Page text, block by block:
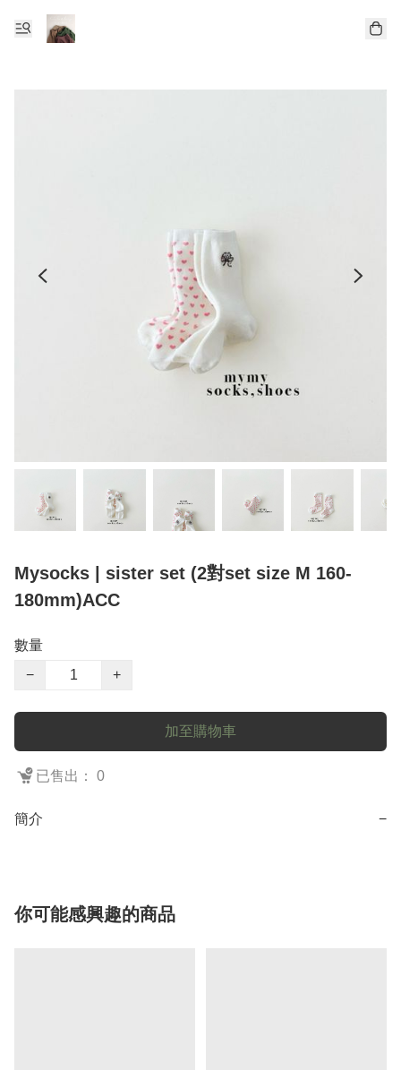
Mysocks | sister set (2對set size M 160-
180mm)ACC
數量
−
+
加至購物車
已售出： 0
簡介 −
你可能感興趣的商品